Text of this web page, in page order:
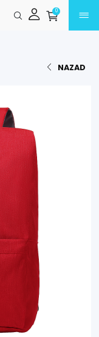
0
NAZAD